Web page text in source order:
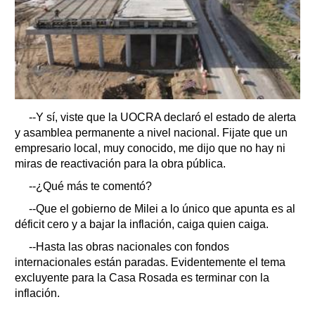
--Y sí, viste que la UOCRA declaró el estado de alerta
y asamblea permanente a nivel nacional. Fijate que un
empresario local, muy conocido, me dijo que no hay ni
miras de reactivación para la obra pública.
--¿Qué más te comentó?
--Que el gobierno de Milei a lo único que apunta es al
déficit cero y a bajar la inflación, caiga quien caiga.
--Hasta las obras nacionales con fondos
internacionales están paradas. Evidentemente el tema
excluyente para la Casa Rosada es terminar con la
inflación.